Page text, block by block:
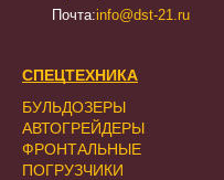
Почта:info@dst-21.ru
СПЕЦТЕХНИКА
БУЛЬДОЗЕРЫ
АВТОГРЕЙДЕРЫ
ФРОНТАЛЬНЫЕ
ПОГРУЗЧИКИ